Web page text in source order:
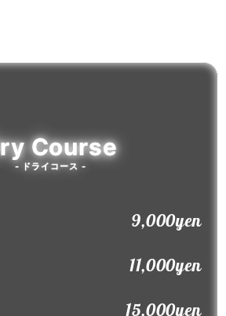
Course
- ドライコース -
9,000yen
11,000yen
15,000yen